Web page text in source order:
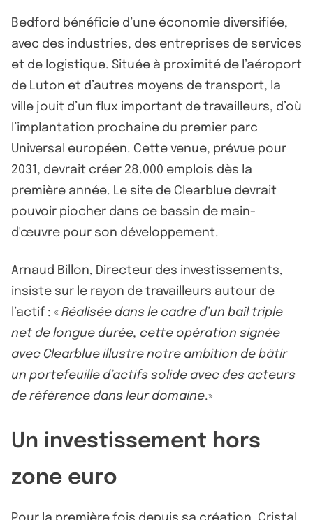
Bedford bénéficie d’une économie diversifiée,
avec des industries, des entreprises de services
et de logistique. Située à proximité de l’aéroport
de Luton et d’autres moyens de transport, la
ville jouit d’un flux important de travailleurs, d’où
l’implantation prochaine du premier parc
Universal européen. Cette venue, prévue pour
2031, devrait créer 28.000 emplois dès la
première année. Le site de Clearblue devrait
pouvoir piocher dans ce bassin de main-
d'œuvre pour son développement.
Arnaud Billon, Directeur des investissements,
insiste sur le rayon de travailleurs autour de
l’actif : « Réalisée dans le cadre d’un bail triple
net de longue durée, cette opération signée
avec Clearblue illustre notre ambition de bâtir
un portefeuille d’actifs solide avec des acteurs
de référence dans leur domaine.»
Un investissement hors
zone euro